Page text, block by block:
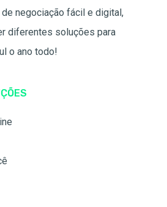
negociação fácil e digital,
diferentes soluções para
o ano todo!